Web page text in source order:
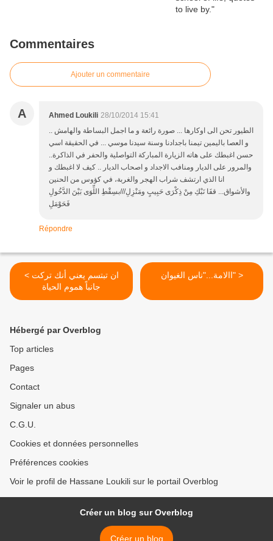
Commentaires
Ajouter un commentaire
A Ahmed Loukili 28/10/2014 15:41
الطيور تحن الى اوكارها ... صورة رائعة و ما اجمل البساطة والهامش ..
و العصا باليمين تيمنا باجدادنا وسنة سيدنا موسي ... في الحقيقة اسي
حسن اغبطك على هاته الزيارة المباركة التواصلية والحفر في الذاكرة..
والمرور على الديار ومنافب الاجداد و اصحاب الديار .. كيف لا اغبطك و
انا الذي ارتشف شراب الهجر والغربة، في كؤوس من الحنين
والأشواق... قفَا نَبْكِ مِنْ ذِكْرَى حَبِيبٍ ومَنْزِلِ///بسِقْطِ اللِّوَى بَيْنَ الدَّخُولِ
فَحَوْمَلِ
Répondre
< ان تبتسم يعني أنك تركت
جانباً هموم الحياة
االامة..."ناس الغيوان" >
Hébergé par Overblog
Top articles
Pages
Contact
Signaler un abus
C.G.U.
Cookies et données personnelles
Préférences cookies
Voir le profil de Hassane Loukili sur le portail Overblog
Créer un blog sur Overblog
Créer un blog